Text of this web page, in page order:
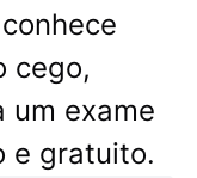
cego,
um exame
e gratuito.